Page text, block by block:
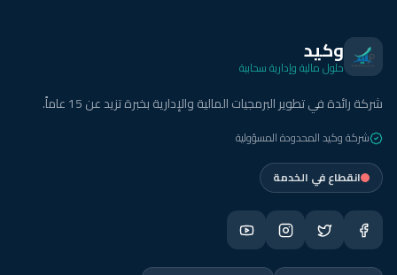
وكيد
حلول مالية وإدارية سحابية
شركة رائدة في تطوير البرمجيات المالية والإدارية بخبرة تزيد عن 15 عاماً.
شركة وكيد المحدودة المسؤولية
انقطاع في الخدمة